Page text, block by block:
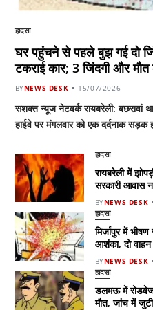
हादसा
घर पहुंचने से पहले बुझ गई दो
टकराई कार; 3 जिंदगी और
BYNEWS DESK 15/07/2026
सशक्त न्यूज नेटवर्क रायबरेली: बछरावां
हाईवे पर मंगलवार को एक दर्दनाक सड़क
हादसा
रायबरेली में
सरकारी आवास
BYNEWS DESK
हादसा
मिर्जापुर में
आशंका, दो
BYNEWS DESK
हादसा
डलमऊ में
मौत, जांच में